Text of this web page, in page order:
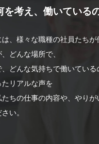
を考え、働いているの
、様々な職種の社員たちが
どんな場所で、
、どんな気持ちで働いている
リアルな声を
たちの仕事の内容や、やりが
い。